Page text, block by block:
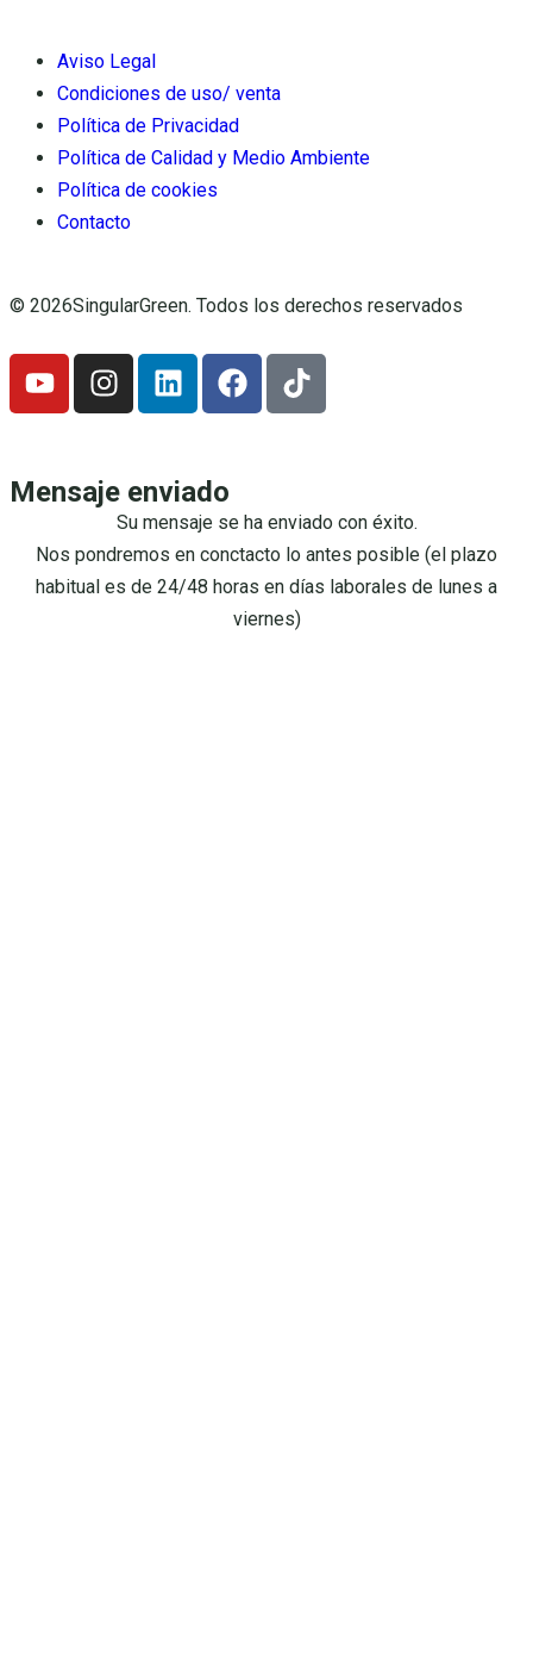
Aviso Legal
Condiciones de uso/ venta
Política de Privacidad
Política de Calidad y Medio Ambiente
Política de cookies
Contacto
© 2026SingularGreen. Todos los derechos reservados
Mensaje enviado
Su mensaje se ha enviado con éxito.
Nos pondremos en conctacto lo antes posible (el plazo
habitual es de 24/48 horas en días laborales de lunes a
viernes)